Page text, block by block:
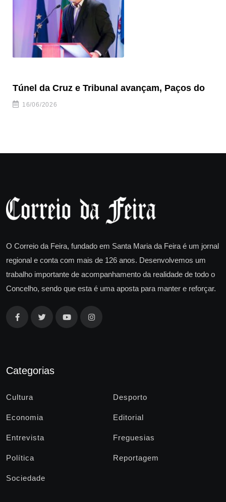
Túnel da Cruz e Tribunal avançam, Paços do
16/06/2026
O Correio da Feira, fundado em Santa Maria da Feira é um jornal
regional e conta com mais de 126 anos. Desenvolvemos um
trabalho importante de acompanhamento da realidade de todo o
Concelho, sendo que esta é uma aposta para manter e reforçar.
Categorias
Cultura Desporto
Economia Editorial
Entrevista Freguesias
Política Reportagem
Sociedade